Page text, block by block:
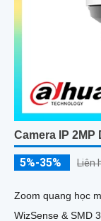
Camera IP 2MP
5%-35% Liên
Zoom quang học
WizSense & SMD